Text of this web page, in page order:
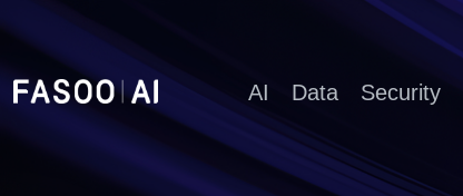
AI Data Security